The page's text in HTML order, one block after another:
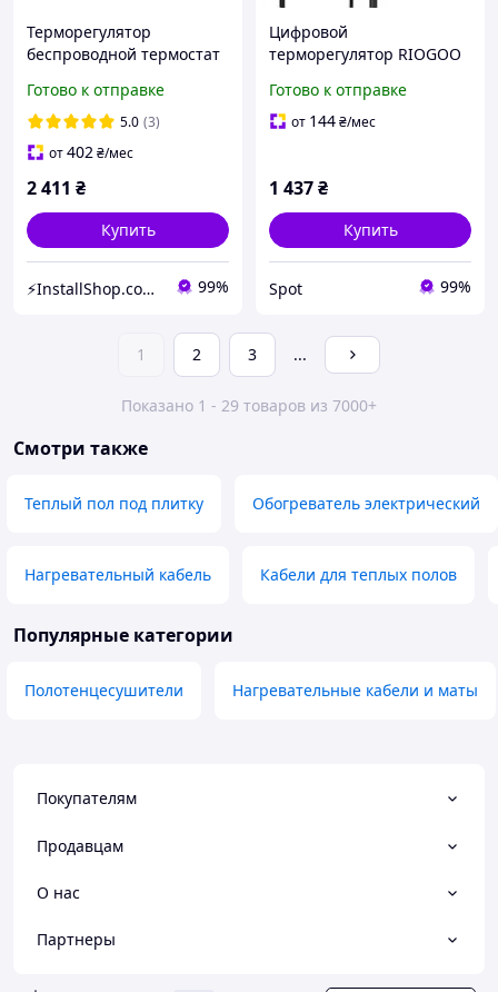
Терморегулятор
беспроводной термостат
Готово к отправке
5.0 (3)
от402₴/мес
2 411 ₴
Купить
⚡InstallShop.com.ua⚡ 99%
Цифровой
терморегулятор RIOGOO
растений и рептилий
черный 1000W 240V 6
Готово к отправке
от 144₴/мес
1 437₴
Купить
Spot 99%
1 2 3 ...
Показано 1 - 29 товаров из 7000+
Смотри также
Теплый пол под плитку Обогреватель электрический
Нагревательный кабель Кабели для теплых полов
Популярные категории
Полотенцесушители Нагревательные кабели и маты
Покупателям
Продавцам
О нас
Партнеры